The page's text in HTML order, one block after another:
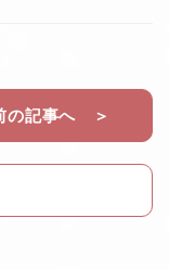
の記事へ ＞